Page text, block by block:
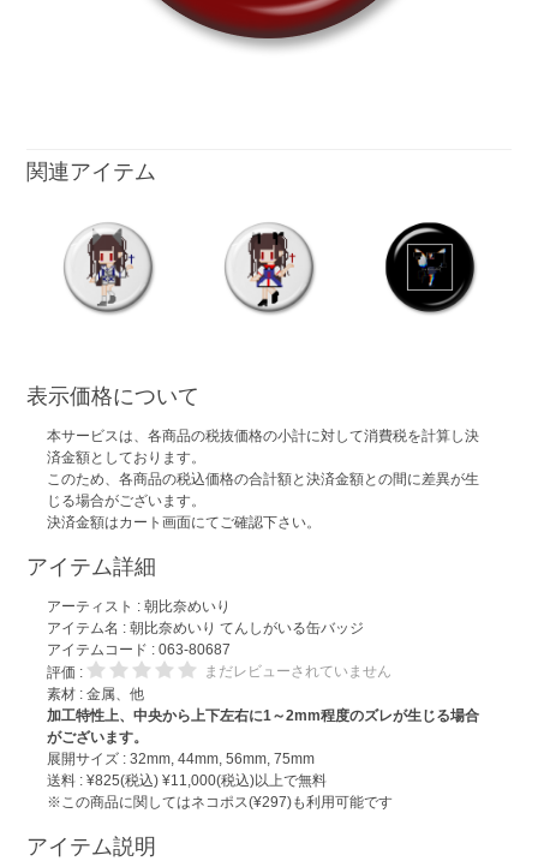
関連アイテム
表示価格について
本サービスは、各商品の税抜価格の小計に対して消費税を計算し決
済金額としております。
このため、各商品の税込価格の合計額と決済金額との間に差異が生
じる場合がございます。
決済金額はカート画面にてご確認下さい。
アイテム詳細
アーティスト :朝比奈めいり
アイテム名 :朝比奈めいり てんしがいる缶バッジ
アイテムコード : 063-80687
評価 :
まだレビューされていません
素材 : 金属、他
加工特性上、中央から上下左右に1～2mm程度のズレが生じる場合
がございます。
展開サイズ : 32mm, 44mm, 56mm, 75mm
送料 : ¥825(税込) ¥11,000(税込)以上で無料
※この商品に関してはネコポス(¥297)も利用可能です
アイテム説明